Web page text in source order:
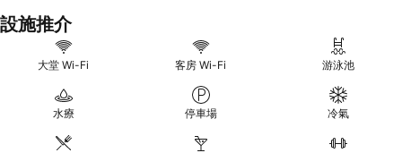
設施推介
大堂 Wi-Fi 客房 Wi-Fi 游泳池
水療 停車場 冷氣